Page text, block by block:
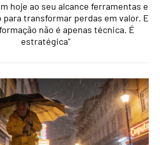
hoje ao seu alcance ferramentas e
transformar perdas em valor. E
não é apenas técnica. É
estratégica"